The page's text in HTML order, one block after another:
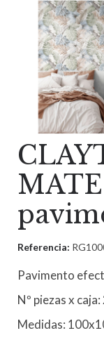
Referencia:
Pavimento
Nº piezas x caja:
Medidas: